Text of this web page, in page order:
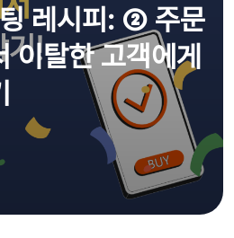
레시피: ② 주문
이탈한 고객에게